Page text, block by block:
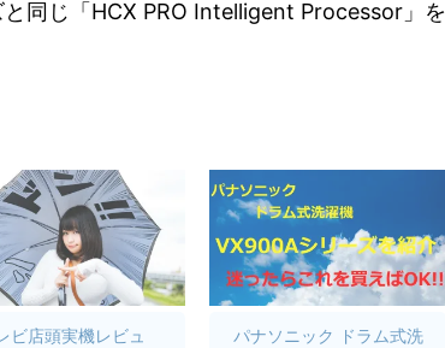
同じ「HCX PRO Intelligent Processor」を
ビ店頭実機レビュ
パナソニック ドラム式洗